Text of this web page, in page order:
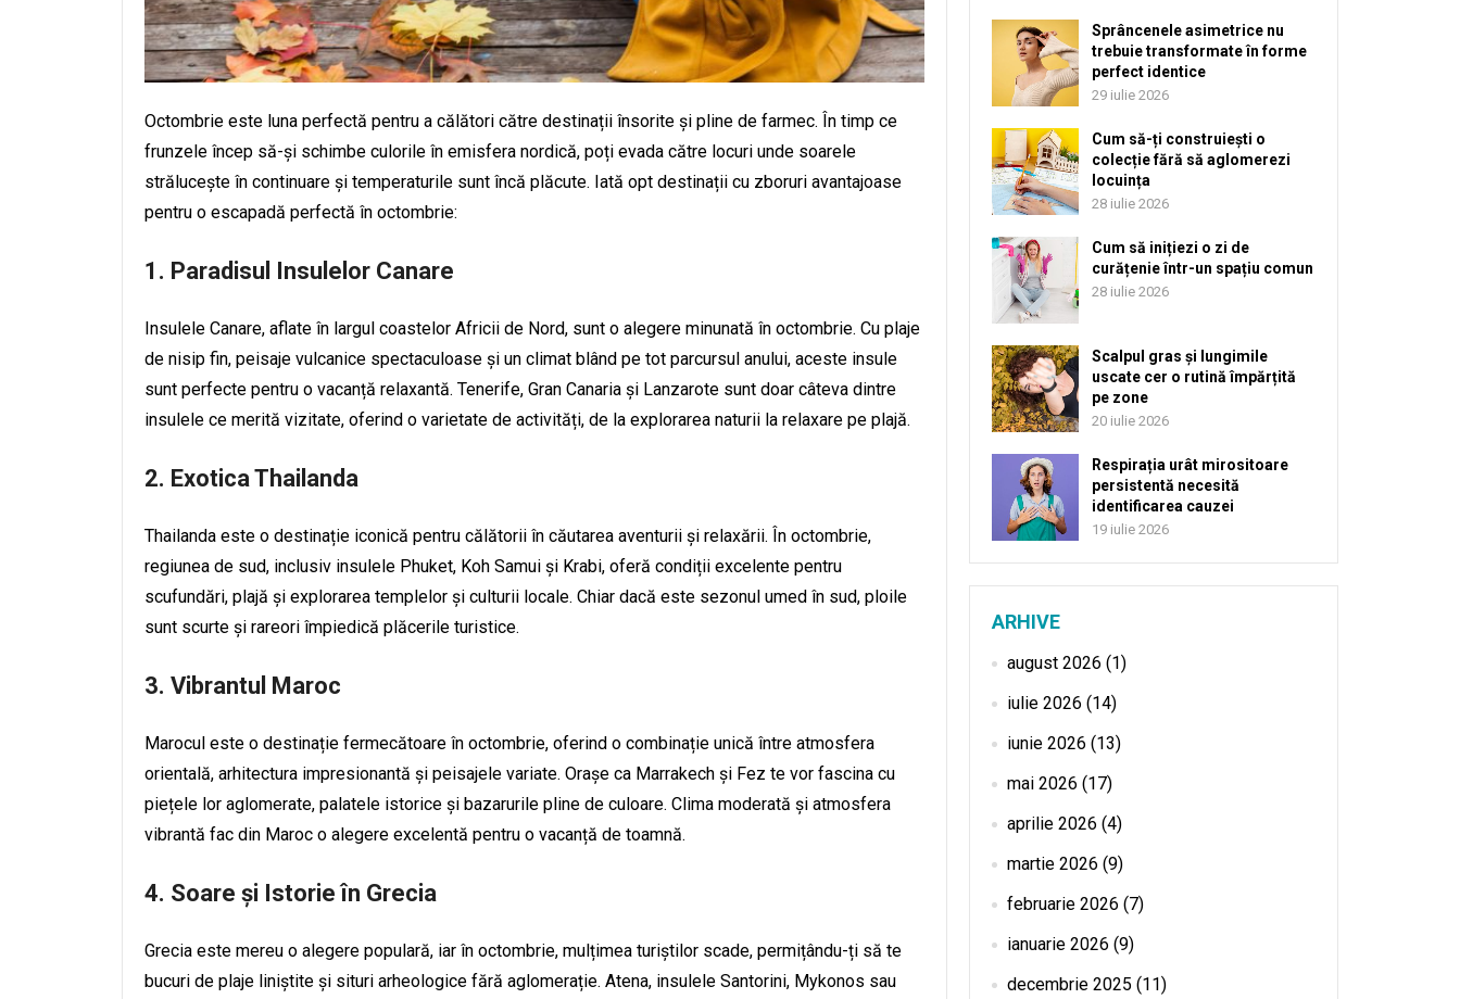
Octombrie este luna perfectă pentru a călători către destinații însorite și pline de farmec. În timp ce
frunzele încep să-și schimbe culorile în emisfera nordică, poți evada către locuri unde soarele
strălucește în continuare și temperaturile sunt încă plăcute. Iată opt destinații cu zboruri avantajoase
pentru o escapadă perfectă în octombrie:
1. Paradisul Insulelor Canare
Insulele Canare, aflate în largul coastelor Africii de Nord, sunt o alegere minunată în octombrie. Cu plaje
de nisip fin, peisaje vulcanice spectaculoase și un climat blând pe tot parcursul anului, aceste insule
sunt perfecte pentru o vacanță relaxantă. Tenerife, Gran Canaria și Lanzarote sunt doar câteva dintre
insulele ce merită vizitate, oferind o varietate de activități, de la explorarea naturii la relaxare pe plajă.
2. Exotica Thailanda
Thailanda este o destinație iconică pentru călătorii în căutarea aventurii și relaxării. În octombrie,
regiunea de sud, inclusiv insulele Phuket, Koh Samui și Krabi, oferă condiții excelente pentru
scufundări, plajă și explorarea templelor și culturii locale. Chiar dacă este sezonul umed în sud, ploile
sunt scurte și rareori împiedică plăcerile turistice.
3. Vibrantul Maroc
Marocul este o destinație fermecătoare în octombrie, oferind o combinație unică între atmosfera
orientală, arhitectura impresionantă și peisajele variate. Orașe ca Marrakech și Fez te vor fascina cu
piețele lor aglomerate, palatele istorice și bazarurile pline de culoare. Clima moderată și atmosfera
vibrantă fac din Maroc o alegere excelentă pentru o vacanță de toamnă.
4. Soare și Istorie în Grecia
Grecia este mereu o alegere populară, iar în octombrie, mulțimea turiștilor scade, permițându-ți să te
bucuri de plaje liniștite și situri arheologice fără aglomerație. Atena, insulele Santorini, Mykonos sau
Sprâncenele asimetrice nu
trebuie transformate în forme
perfect identice
29 iulie 2026
Cum să-ți construiești o
colecție fără să aglomerezi
locuința
28 iulie 2026
Cum să inițiezi o zi de
curățenie într-un spațiu comun
28 iulie 2026
Scalpul gras și lungimile
uscate cer o rutină împărțită
pe zone
20 iulie 2026
Respirația urât mirositoare
persistentă necesită
identificarea cauzei
19 iulie 2026
ARHIVE
august 2026 (1)
iulie 2026 (14)
iunie 2026 (13)
mai 2026 (17)
aprilie 2026 (4)
martie 2026 (9)
februarie 2026 (7)
ianuarie 2026 (9)
decembrie 2025 (11)